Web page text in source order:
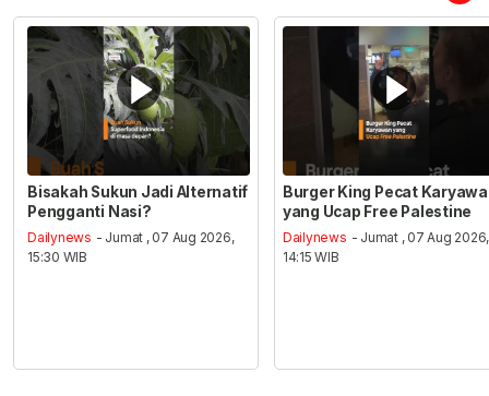
Bisakah Sukun Jadi Alternatif
Pengganti Nasi?
Dailynews - Jumat , 07 Aug 2026,
15:30 WIB
Burger King Pecat
yang Ucap Free Palestine
Dailynews - Jumat , 07 Aug 2026,
14:15 WIB